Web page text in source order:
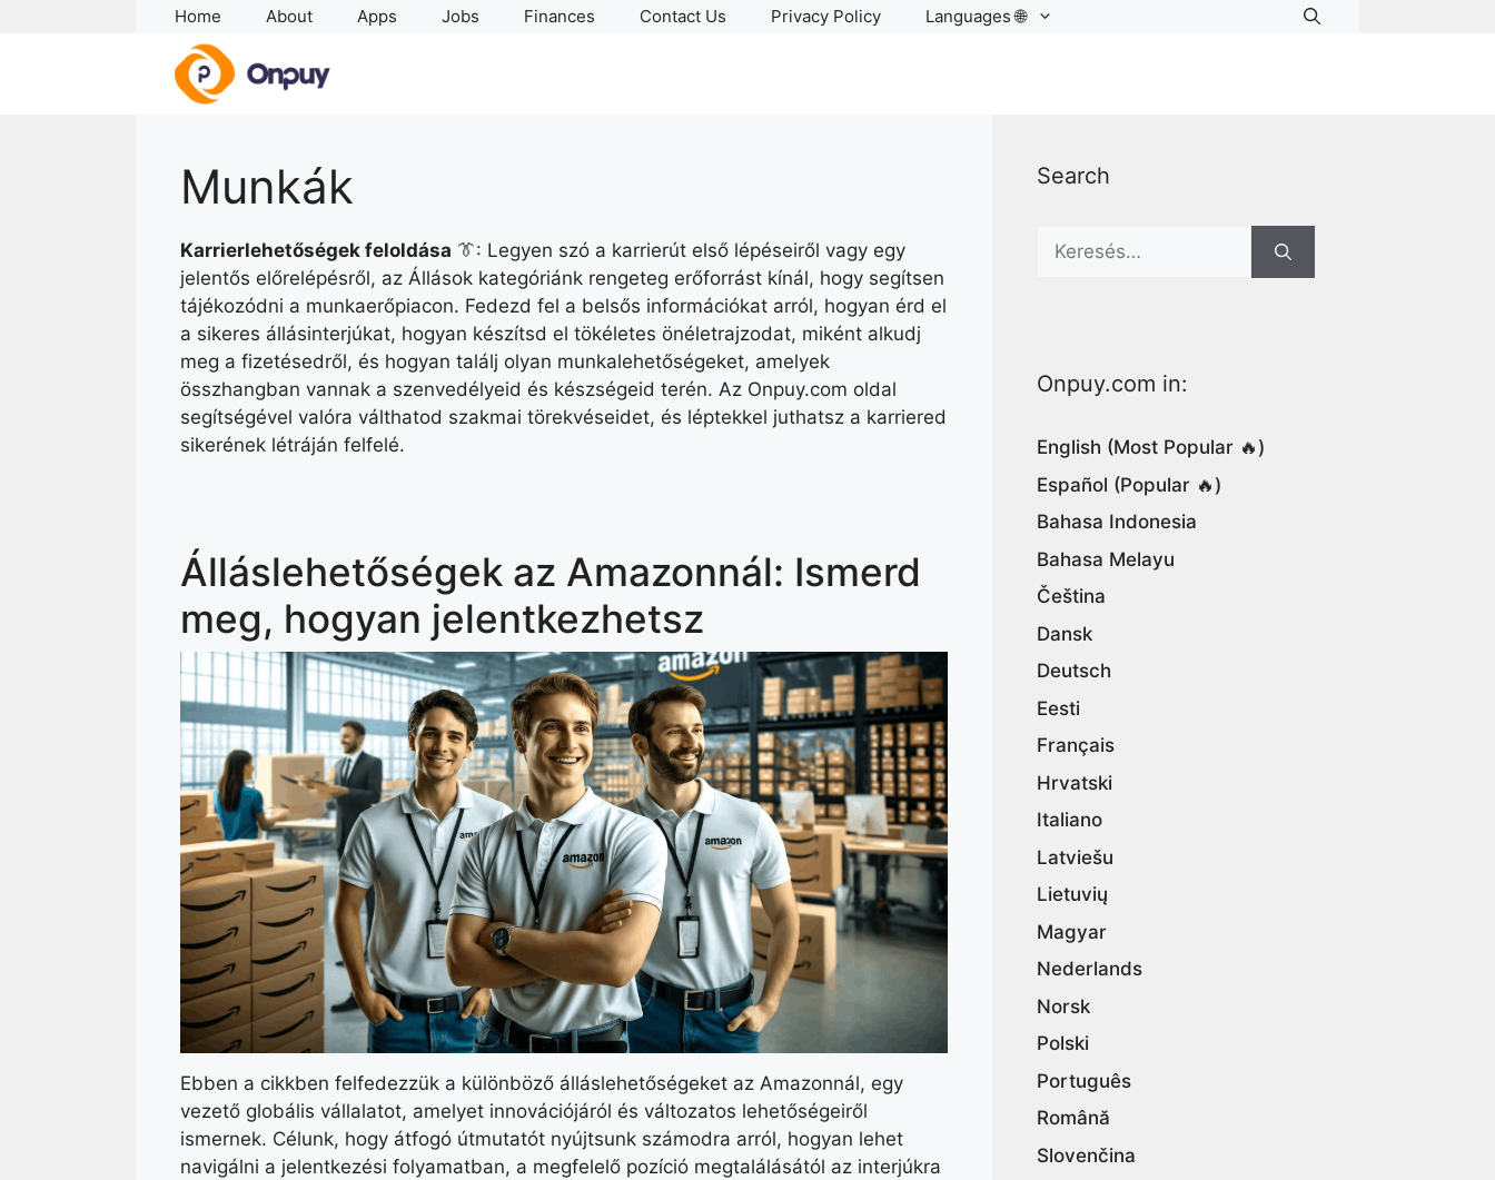
Home About Apps Jobs Finances Contact Us Privacy Policy Languages 🌐
Munkák
Karrierlehetőségek feloldása 👔: Legyen szó a karrierút első lépéseiről vagy egy
jelentős előrelépésről, az Állások kategóriánk rengeteg erőforrást kínál, hogy segítsen
tájékozódni a munkaerőpiacon. Fedezd fel a belsős információkat arról, hogyan érd el
a sikeres állásinterjúkat, hogyan készítsd el tökéletes önéletrajzodat, miként alkudj
meg a fizetésedről, és hogyan találj olyan munkalehetőségeket, amelyek
összhangban vannak a szenvedélyeid és készségeid terén. Az Onpuy.com oldal
segítségével valóra válthatod szakmai törekvéseidet, és léptekkel juthatsz a karriered
sikerének létráján felfelé.
Álláslehetőségek az Amazonnál: Ismerd
meg, hogyan jelentkezhetsz
Ebben a cikkben felfedezzük a különböző álláslehetőségeket az Amazonnál, egy
vezető globális vállalatot, amelyet innovációjáról és változatos lehetőségeiről
ismernek. Célunk, hogy átfogó útmutatót nyújtsunk számodra arról, hogyan lehet
navigálni a jelentkezési folyamatban, a megfelelő pozíció megtalálásától az interjúkra
Search
Search
Onpuy.com in:
English (Most Popular 🔥)
Español (Popular 🔥)
Bahasa Indonesia
Bahasa Melayu
Čeština
Dansk
Deutsch
Eesti
Français
Hrvatski
Italiano
Latviešu
Lietuvių
Magyar
Nederlands
Norsk
Polski
Português
Română
Slovenčina